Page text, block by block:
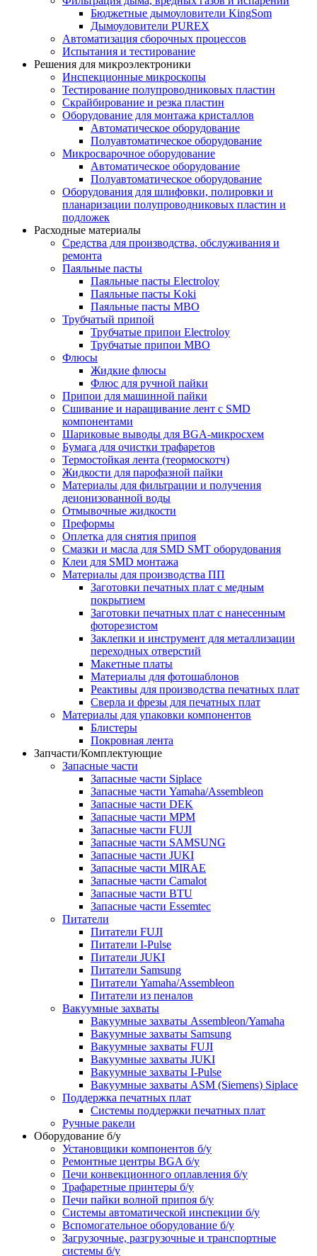
Бюджетные дымоуловители KingSom
Дымоуловители PUREX
Автоматизация сборочных процессов
Испытания и тестирование
Решения для микроэлектроники
Инспекционные микроскопы
Тестирование полупроводниковых пластин
Скрайбирование и резка пластин
Оборудование для монтажа кристаллов
Автоматическое оборудование
Полуавтоматическое оборудование
Микросварочное оборудование
Автоматическое оборудование
Полуавтоматическое оборудование
Оборудования для шлифовки, полировки и
планаризации полупроводниковых пластин и
подложек
Расходные материалы
Средства для производства, обслуживания и
ремонта
Паяльные пасты
Паяльные пасты Electroloy
Паяльные пасты Koki
Паяльные пасты MBO
Трубчатый припой
Трубчатые припои Electroloy
Трубчатые припои MBO
Флюсы
Жидкие флюсы
Флюс для ручной пайки
Припои для машинной пайки
Сшивание и наращивание лент с SMD
компонентами
Шариковые выводы для BGA-микросхем
Бумага для очистки трафаретов
Термостойкая лента (теормоскотч)
Жидкости для парофазной пайки
Материалы для фильтрации и получения
деионизованной воды
Отмывочные жидкости
Преформы
Оплетка для снятия припоя
Смазки и масла для SMD SMT оборудования
Клеи для SMD монтажа
Материалы для производства ПП
Заготовки печатных плат с медным
покрытием
Заготовки печатных плат с нанесенным
фоторезистом
Заклепки и инструмент для металлизации
переходных отверстий
Макетные платы
Материалы для фотошаблонов
Реактивы для производства печатных плат
Сверла и фрезы для печатных плат
Материалы для упаковки компонентов
Блистеры
Покровная лента
Запчасти/Комплектующие
Запасные части
Запасные части Siplace
Запасные части Yamaha/Assembleon
Запасные части DEK
Запасные части MPM
Запасные части FUJI
Запасные части SAMSUNG
Запасные части JUKI
Запасные части MIRAE
Запасные части Camalot
Запасные части BTU
Запасные части Essemtec
Питатели
Питатели FUJI
Питатели I-Pulse
Питатели JUKI
Питатели Samsung
Питатели Yamaha/Assembleon
Питатели из пеналов
Вакуумные захваты
Вакуумные захваты Assembleon/Yamaha
Вакуумные захваты Samsung
Вакуумные захваты FUJI
Вакуумные захваты JUKI
Вакуумные захваты I-Pulse
Вакуумные захваты ASM (Siemens) Siplace
Поддержка печатных плат
Системы поддержки печатных плат
Ручные ракели
Оборудование б/у
Установщики компонентов б/у
Ремонтные центры BGA б/у
Печи конвекционного оплавления б/у
Трафаретные принтеры б/у
Печи пайки волной припоя б/у
Системы автоматической инспекции б/у
Вспомогательное оборудование б/у
Загрузочные, разгрузочные и транспортные
системы б/у